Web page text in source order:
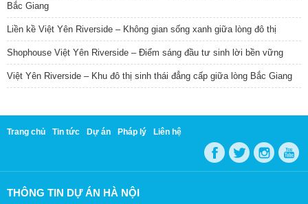
Bắc Giang
Liền kề Việt Yên Riverside – Không gian sống xanh giữa lòng đô thị
Shophouse Việt Yên Riverside – Điểm sáng đầu tư sinh lời bền vững
Việt Yên Riverside – Khu đô thị sinh thái đẳng cấp giữa lòng Bắc Giang
Trang chủ Tin tức Dự án Pháp lý Liên hệ
THÔNG TIN DỰ ÁN HÀ NỘI